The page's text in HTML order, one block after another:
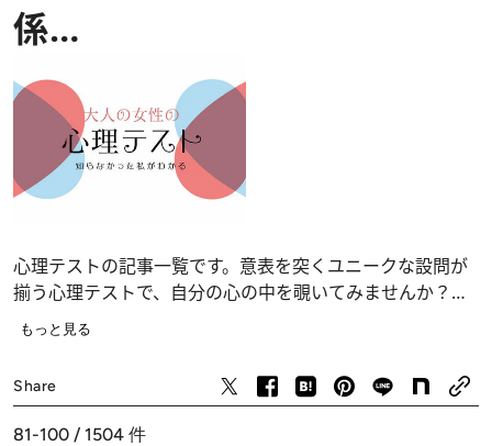
係…
心理テストの記事一覧です。意表を突くユニークな設問が
揃う心理テストで、自分の心の中を覗いてみませんか？
恋愛、仕事、人間関係の深層心理……、自分でも気づかな
もっと見る
Share
81-100 / 1504 件